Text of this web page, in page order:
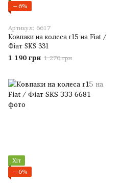
−6%
Артикул: 6617
Ковпаки на колеса r15 на Fiat /
Фіат SKS 331
1 190 грн 1 270 грн
Хіт
−6%